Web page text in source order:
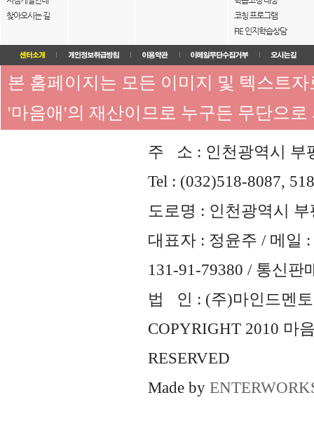
찾아오시는 길
코칭 프로그램
FIE 인지학습상담
본 홈페이지는 모든 이미지 및 텍스트
'마음애'의 재산이므로 누구든 무단으
주 소 : 인천광역시 부
Tel : (032)518-8087,
도로명 : 인천광역시
대표자 : 정윤주 / 메일 :
131-91-79380 / 통신판
법 인 : (주)마인드멘토
COPYRIGHT 2010 마
RESERVED
Made by